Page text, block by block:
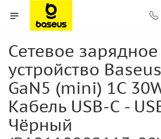
Сетевое зарядное
устройство Baseus
GaN5 (mini) 1C
Кабель USB-C -
Чёрный